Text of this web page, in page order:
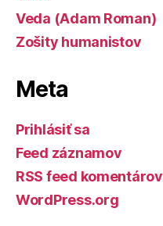
Veda (Adam Roman)
Zošity humanistov
Meta
Prihlásiť sa
Feed záznamov
RSS feed komentárov
WordPress.org